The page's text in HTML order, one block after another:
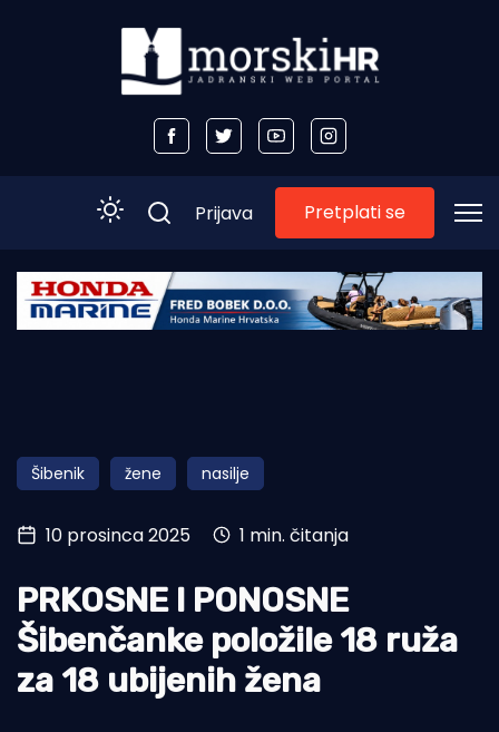
Početna
Obala
Otoci
Turizam i nautika
Pomorstvo
Ribolov
Ekologija
Prijava Pretplati se
Šibenik žene nasilje
10 prosinca 2025 1 min. čitanja
PRKOSNE I PONOSNE
Šibenčanke položile 18 ruža
za 18 ubijenih žena